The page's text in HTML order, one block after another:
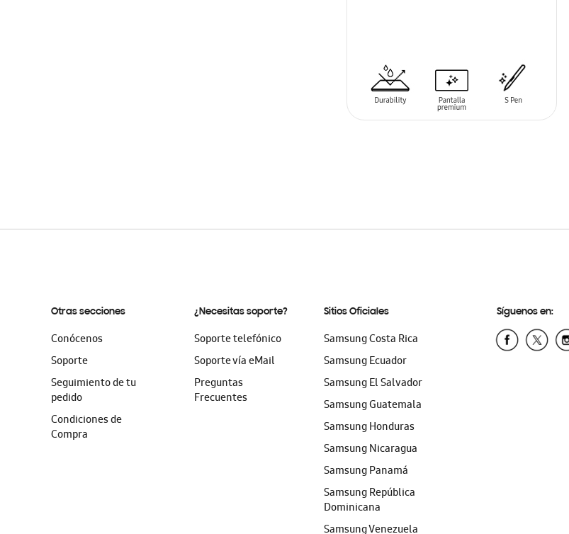
SIN
Otras secciones
Conócenos
Soporte
Seguimiento de tu
pedido
Condiciones de
Compra
¿Necesitas soporte?
Soporte telefónico
Soporte vía eMail
Preguntas
Frecuentes
Sitios Oficiales
Samsung Costa Rica
Samsung Ecuador
Samsung El Salvador
Samsung Guatemala
Samsung Honduras
Samsung Nicaragua
Samsung Panamá
Samsung República
Dominicana
Samsung Venezuela
Síguenos en: